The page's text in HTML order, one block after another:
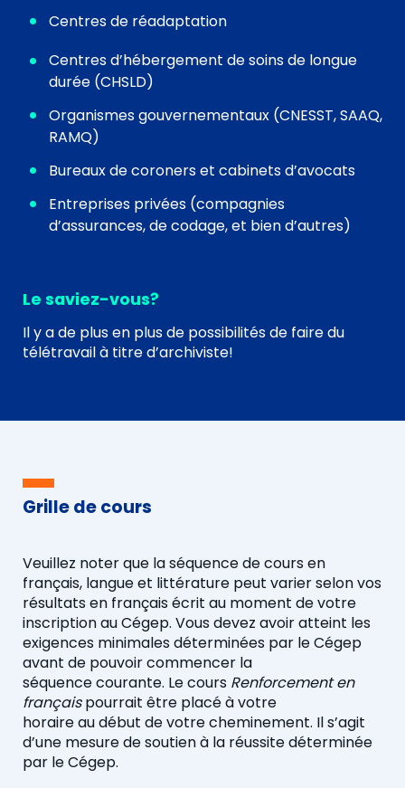
Centres de réadaptation
Centres d’hébergement de soins de longue
durée (CHSLD)
Organismes gouvernementaux (CNESST, SAAQ,
RAMQ)
Bureaux de coroners et cabinets d’avocats
Entreprises privées (compagnies
d’assurances, de codage, et bien d’autres)
Le saviez-vous?
Il y a de plus en plus de possibilités de faire du
télétravail à titre d’archiviste!
Grille de cours
Veuillez noter que laséquence de coursen
français, langue et littérature peut varier selon vos
résultats en français écrit au moment de votre
inscription au Cégep. Vous devez avoir atteint les
exigences minimales déterminées par le Cégep
avant de pouvoir commencer la
séquencecourante. Le cours Renforcement en
français pourrait être placé à votre
horaireaudébut devotrecheminement. Il s’agit
d’une mesure de soutien à la réussite déterminée
par le Cégep.